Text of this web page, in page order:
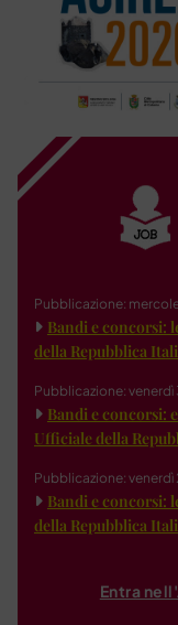
Pubblicazione:
Bandi e concorsi:
della Repubblica
Pubblicazione: venerdì
Bandi e concorsi:
Ufficiale della
Pubblicazione:
Bandi e concorsi:
della Repubblica
Entra